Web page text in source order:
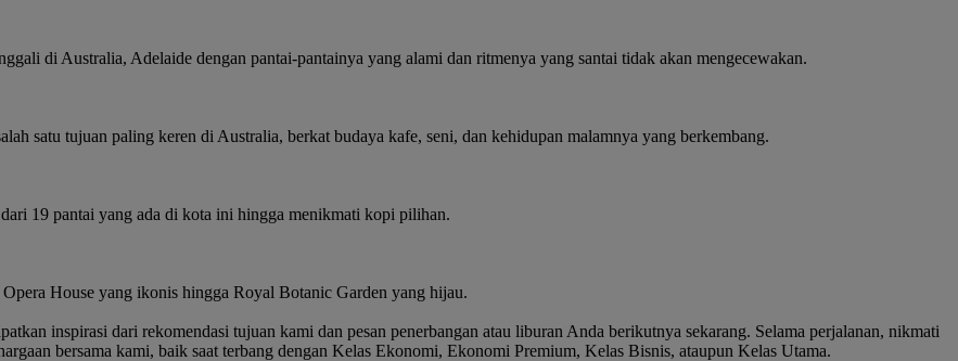
di Australia, Adelaide dengan pantai-pantainya yang alami dan ritmenya yang santai tidak akan mengecewakan.
satu tujuan paling keren di Australia, berkat budaya kafe, seni, dan kehidupan malamnya yang berkembang.
19 pantai yang ada di kota ini hingga menikmati kopi pilihan.
House yang ikonis hingga Royal Botanic Garden yang hijau.
inspirasi dari rekomendasi tujuan kami dan pesan penerbangan atau liburan Anda berikutnya sekarang. Selama perjalanan, nikmati
bersama kami, baik saat terbang dengan Kelas Ekonomi, Ekonomi Premium, Kelas Bisnis, ataupun Kelas Utama.